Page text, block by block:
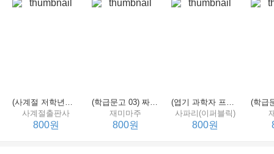
(사계절 저학년문고 21) 선생님은 모르는 게 너무 많아
사계절출판사
800원
(학급문고 03) 짜장 짬뽕 탕수육
재미마주
800원
(엽기 과학자 프래니 01) 도시락 괴물이 나타났다
사파리(이퍼블릭)
800원